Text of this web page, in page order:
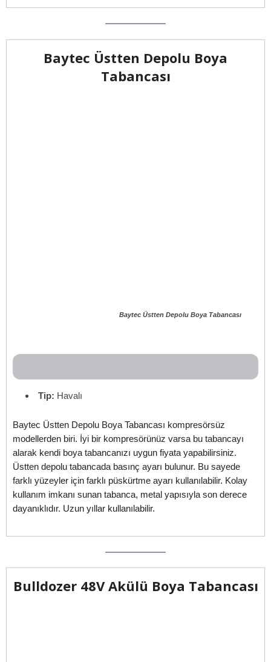
Baytec Üstten Depolu Boya
Tabancası
Baytec Üstten Depolu Boya Tabancası
Tip: Havalı
Baytec Üstten Depolu Boya Tabancası kompresörsüz
modellerden biri. İyi bir kompresörünüz varsa bu tabancayı
alarak kendi boya tabancanızı uygun fiyata yapabilirsiniz.
Üstten depolu tabancada basınç ayarı bulunur. Bu sayede
farklı yüzeyler için farklı püskürtme ayarı kullanılabilir. Kolay
kullanım imkanı sunan tabanca, metal yapısıyla son derece
dayanıklıdır. Uzun yıllar kullanılabilir.
Bulldozer 48V Akülü Boya Tabancası